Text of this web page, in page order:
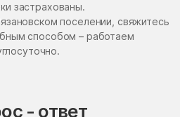
застрахованы.
поселении, свяжитесь
способом – работаем
- ответ